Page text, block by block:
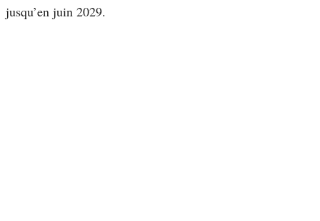
jusqu’en juin 2029.